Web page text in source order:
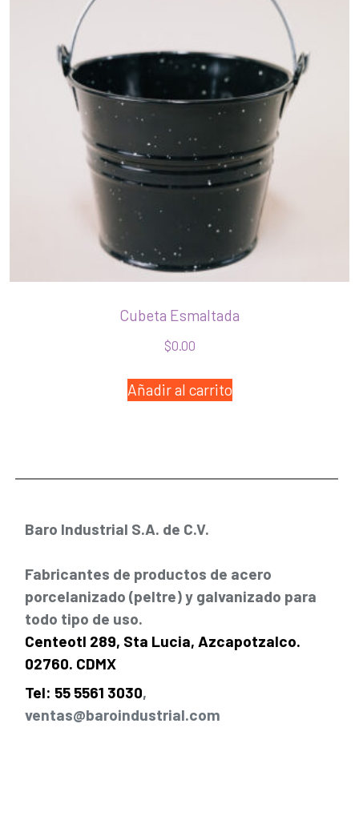
Cubeta Esmaltada
$0.00
Añadir al carrito
Baro Industrial S.A. de C.V.
Fabricantes de productos de acero
porcelanizado (peltre) y galvanizado para
todo tipo de uso.
Centeotl 289, Sta Lucia, Azcapotzalco.
02760. CDMX
Tel: 55 5561 3030,
ventas@baroindustrial.com